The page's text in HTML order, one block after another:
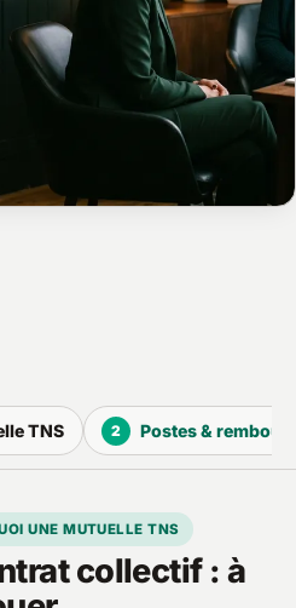
UNE MUTUELLE TNS
collectif : à
TNS 2 Postes &